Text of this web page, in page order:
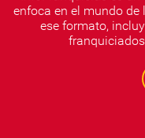
enfoca en el mundo de
ese formato,